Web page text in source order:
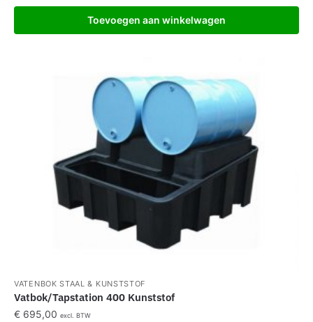
Toevoegen aan winkelwagen
VATENBOK STAAL & KUNSTSTOF
Vatbok/Tapstation 400 Kunststof
€ 695,00 excl. BTW